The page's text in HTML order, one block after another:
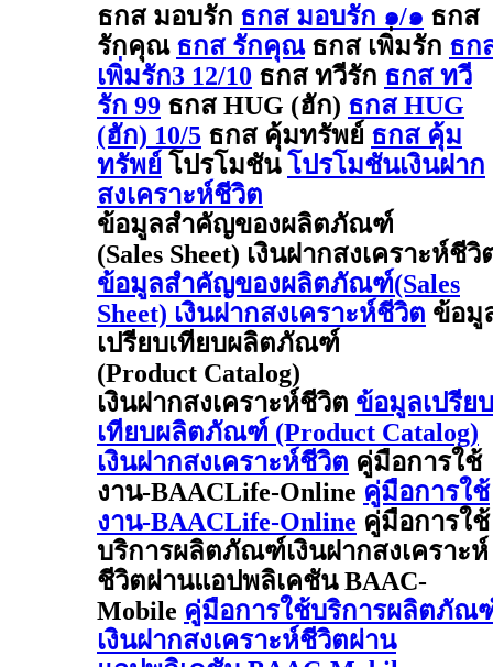
ธกส มอบรัก ธกส มอบรัก ๑/๑ ธกส
รักคุณ ธกส รักคุณ ธกส เพิ่มรัก ธก
เพิ่มรัก3 12/10 ธกส ทวีรัก ธกส ทวี
รัก 99 ธกส HUG (ฮัก) ธกส HUG
(ฮัก) 10/5 ธกส คุ้มทรัพย์ ธกส คุ้ม
ทรัพย์ โปรโมชัน โปรโมชันเงินฝาก
สงเคราะห์ชีวิต
ข้อมูลสำคัญของผลิตภัณฑ์
(Sales Sheet) เงินฝากสงเคราะห์ชีวิ
ข้อมูลสำคัญของผลิตภัณฑ์(Sales
Sheet) เงินฝากสงเคราะห์ชีวิต ข้อมู
เปรียบเทียบผลิตภัณฑ์
(Product Catalog)
เงินฝากสงเคราะห์ชีวิต ข้อมูลเปรียบ
เทียบผลิตภัณฑ์ (Product Catalog)
เงินฝากสงเคราะห์ชีวิต คู่มือการใช้
งาน-BAACLife-Online คู่มือการใช้
งาน-BAACLife-Online คู่มือการใช้
บริการผลิตภัณฑ์เงินฝากสงเคราะห์
ชีวิตผ่านแอปพลิเคชัน BAAC-
Mobile คู่มือการใช้บริการผลิตภัณ
เงินฝากสงเคราะห์ชีวิตผ่าน